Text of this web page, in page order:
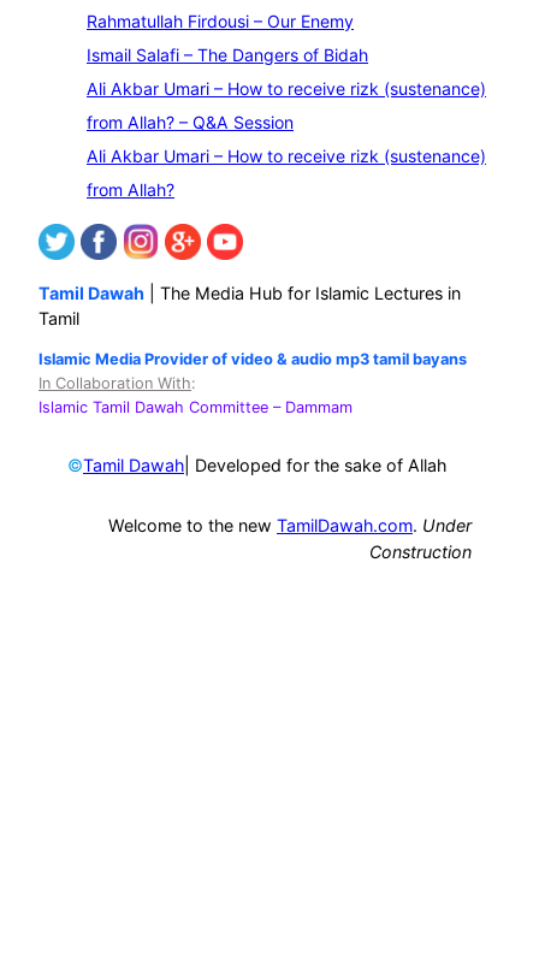
Rahmatullah Firdousi – Our Enemy
Ismail Salafi – The Dangers of Bidah
Ali Akbar Umari – How to receive rizk (sustenance)
from Allah? – Q&A Session
Ali Akbar Umari – How to receive rizk (sustenance)
from Allah?
Tamil Dawah | The Media Hub for Islamic Lectures in
Tamil
Islamic Media Provider of video & audio mp3 tamil bayans
In Collaboration With:
Islamic Tamil Dawah Committee – Dammam
©Tamil Dawah | Developed for the sake of Allah
Welcome to the new TamilDawah.com. Under
Construction